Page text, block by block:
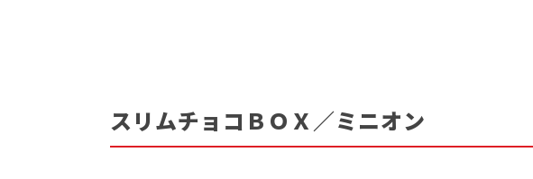
スリムチョコＢＯＸ／ミニオン